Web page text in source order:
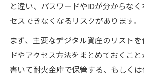
と違い、パスワードやIDが分からな
セスできなくなるリスクがあります。
まず、主要なデジタル資産のリスト
ドやアクセス方法をまとめておくこ
書いて耐火金庫で保管する、もしく